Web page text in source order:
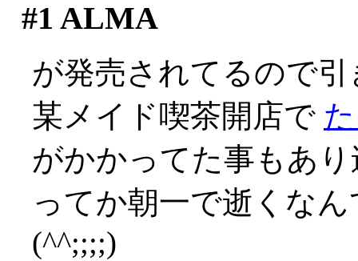
#1 ALMA
が発売されてるので
某メイド喫茶開店で
がかかってた事もあ
ってか朝一で逝くな
(^^;;;;)